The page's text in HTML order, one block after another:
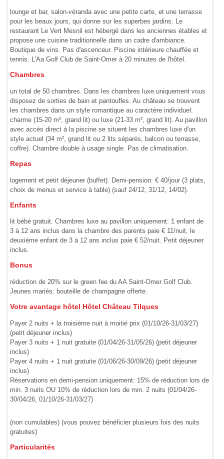
lounge et bar, salon-véranda avec une petite carte, et une terrasse
pour les beaux jours, qui donne sur les superbes jardins. Le
restaurant Le Vert Mesnil est hébergé dans les anciennes étables et
propose une cuisine traditionnelle dans un cadre d'ambiance.
Boutique de vins. Pas d'ascenceur. Piscine intérieure chauffée et
tennis. L'Aa Golf Club de Saint-Omer à 20 minutes de l'hôtel.
Chambres
un total de 50 chambres. Dans les chambres luxe uniquement vous
disposez de sorties de bain et pantoufles. Au château se trouvent
les chambres dans un style romantique au caractère indivi­duel:
charme (15-20 m², grand lit) ou luxe (21-33 m², grand lit). Au pavillon
avec accès direct à la piscine se situent les chambres luxe d'un
style actuel (34 m², grand lit ou 2 lits séparés, balcon ou terrasse,
coffre). Chambre double à usage single. Pas de climatisation.
Repas
logement et petit déjeuner (buffet). Demi-pension: € 40/jour (3 plats,
choix de menus et service à table) (sauf 24/12, 31/12, 14/02).
Enfants
lit bébé gratuit. Chambres luxe au pavillon uniquement: 1 enfant de
3 à 12 ans inclus dans la chambre des parents paie € 11/nuit, le
deuxième enfant de 3 à 12 ans inclus paie € 52/nuit. Petit déjeuner
inclus.
Bonus
réduction de 20% sur le green fee du AA Saint-Omer Golf Club.
Jeunes mariés: bouteille de champagne offerte.
Votre avantage hôtel Hôtel Château Tilques
Payer 2 nuits + la troisième nuit à moitié prix (01/10/26-31/03/27)
(petit déjeuner inclus)
Payer 3 nuits + 1 nuit gratuite (01/04/26-31/05/26) (petit déjeuner
inclus)
Payer 4 nuits + 1 nuit gratuite (01/06/26-30/09/26) (petit déjeuner
inclus)
Réservations en demi-pension uniquement: 15% de réduction lors de
min. 3 nuits OU 10% de réduction lors de min. 2 nuits (01/04/26-
30/04/26, 01/10/26-31/03/27)
(non cumulables) (vous pouvez bénéficier plusieurs fois des nuits
gratuites)
Particularités